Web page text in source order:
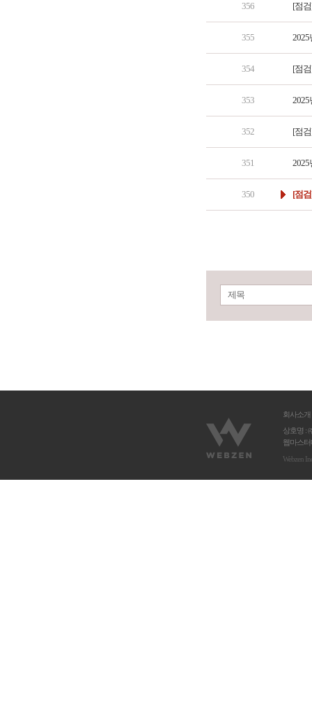
356 [점
355 2025
354 [점
353 2025
352 [점
351 2025
350 [점
제목
회사소개
상호명 :
웹마스
Webzen